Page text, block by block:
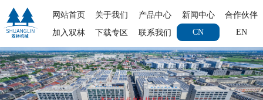
网站首页 关于我们 产品中心 新闻中心
合作伙伴
加入双林
下载专区 联系我们 CN EN